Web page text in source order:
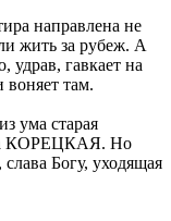
направлена не
жить за рубеж. А
удрав, гавкает на
там.
ума старая
КОРЕЦКАЯ. Но
Богу, уходящая